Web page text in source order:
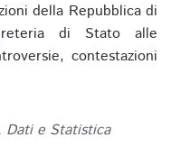
della Repubblica di
di Stato alle
contestazioni
Dati e Statistica